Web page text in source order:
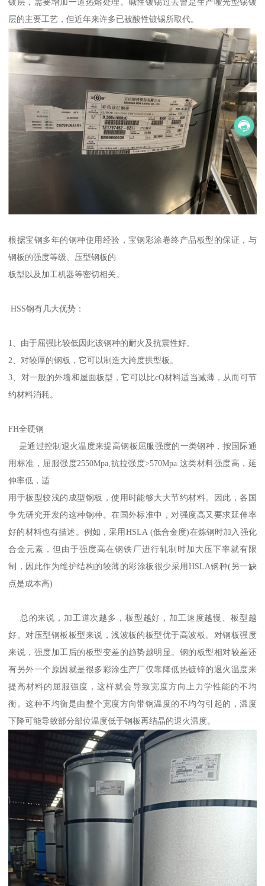
层的主要工艺，但近年来许多已被酸性镀锡所取代。
根据宝钢多年的钢种使用经验，宝钢彩涂卷终产品板型的保证，与
钢板的强度等级、压型钢板的
板型以及加工机器等密切相关。
HSS钢有几大优势：
1、由于屈强比较低因此该钢种的耐火及抗震性好。
2、对较厚的钢板，它可以制造大跨度拱型板。
3、对一般的外墙和屋面板型，它可以比cQ材料适当减薄，从而可节
约材料消耗。
FH全硬钢
是通过控制退火温度来提高钢板屈服强度的一类钢种，按国际通
用标准，屈服强度2550Mpa,抗拉强度>570Mpa.这类材料强度高，延
伸率低，适
用于板型较浅的成型钢板，使用时能够大大节约材料。因此，各国
争先研究开发的这种钢种。在国外标准中，对强度高又要求延伸率
好的材料也有描述。例如，采用HSLA (低合金度)在炼钢时加入强化
合金元素，但由于强度高在钢铁厂进行轧制时加大压下率就有限
制，因此作为维护结构的较薄的彩涂板很少采用HSLA钢种(另一缺
点是成本高) .
总的来说，加工道次越多，板型越好，加工速度越慢、板型越
好。对压型钢板板型来说，浅波板的板型优于高波板。对钢板强度
来说，强度加工后的板型变差的趋势越明显。钢的板型相对较差还
有另外一个原因就是很多彩涂生产厂仅靠降低热镀锌的退火温度来
提高材料的屈服强度，这样就会导致宽度方向上力学性能的不均
衡。这种不均衡是由整个宽度方向带钢温度的不均匀引起的，温度
下降可能导致部分部位温度低于钢板再结晶的退火温度。